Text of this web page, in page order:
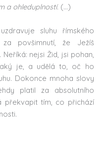
a ohleduplností. (…)
sluhu římského
povšimnutí, že Ježíš
nejsi Žid, jsi pohan,
je, a udělá to, oč ho
Dokonce mnoha slovy
platil za absolutního
překvapit tím, co přichází